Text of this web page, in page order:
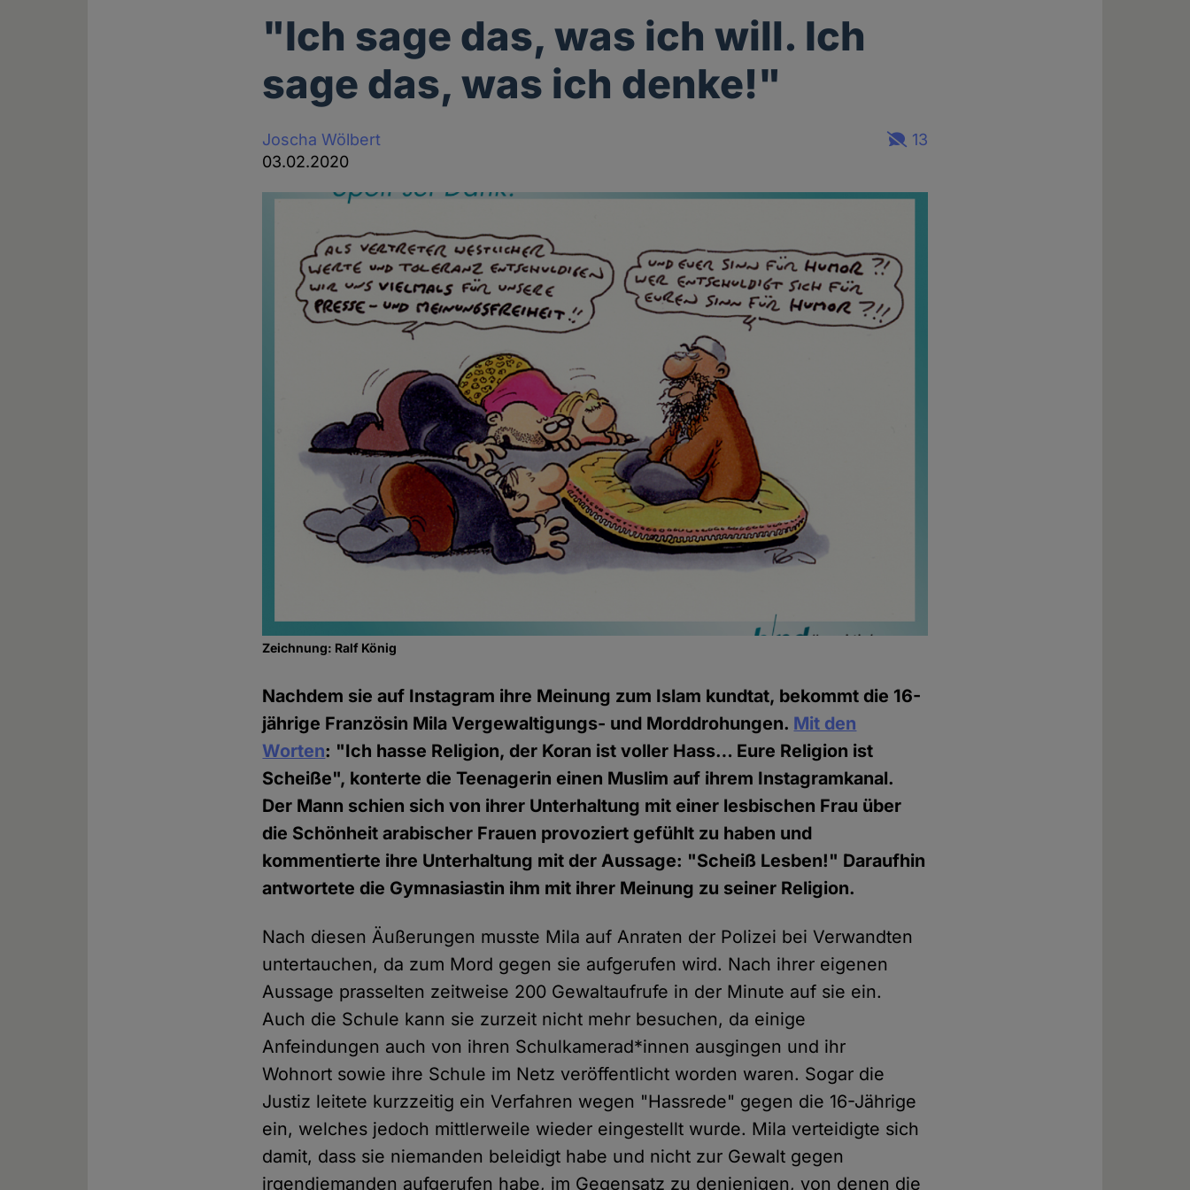
"Ich sage das, was ich will. Ich
sage das, was ich denke!"
Joscha Wölbert
03.02.2020
13
Zeichnung: Ralf König
Nachdem sie auf Instagram ihre Meinung zum Islam kundtat, bekommt die 16-
jährige Französin Mila Vergewaltigungs- und Morddrohungen. Mit den
Worten: "Ich hasse Religion, der Koran ist voller Hass… Eure Religion ist
Scheiße", konterte die Teenagerin einen Muslim auf ihrem Instagramkanal.
Der Mann schien sich von ihrer Unterhaltung mit einer lesbischen Frau über
die Schönheit arabischer Frauen provoziert gefühlt zu haben und
kommentierte ihre Unterhaltung mit der Aussage: "Scheiß Lesben!" Daraufhin
antwortete die Gymnasiastin ihm mit ihrer Meinung zu seiner Religion.
Nach diesen Äußerungen musste Mila auf Anraten der Polizei bei Verwandten
untertauchen, da zum Mord gegen sie aufgerufen wird. Nach ihrer eigenen
Aussage prasselten zeitweise 200 Gewaltaufrufe in der Minute auf sie ein.
Auch die Schule kann sie zurzeit nicht mehr besuchen, da einige
Anfeindungen auch von ihren Schulkamerad*innen ausgingen und ihr
Wohnort sowie ihre Schule im Netz veröffentlicht worden waren. Sogar die
Justiz leitete kurzzeitig ein Verfahren wegen "Hassrede" gegen die 16-Jährige
ein, welches jedoch mittlerweile wieder eingestellt wurde. Mila verteidigte sich
damit, dass sie niemanden beleidigt habe und nicht zur Gewalt gegen
irgendjemanden aufgerufen habe, im Gegensatz zu denjenigen, von denen die